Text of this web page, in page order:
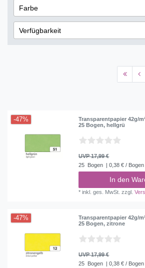
€ ―
Übernehmen
Farbe
Grün
Blau
Orange
Schwarz
Silber
Verfügbarkeit
-47%
Transparentpapier 42g/
25 Bogen, hellgrü
UVP 17,99 €
25 Bogen | 0,38 € / Bogen
In den
*inkl. ges. MwSt. zzgl.
-47%
Transparentpapier 42g/
25 Bogen, zitrone
UVP 17,99 €
25 Bogen | 0,38 € / Bogen